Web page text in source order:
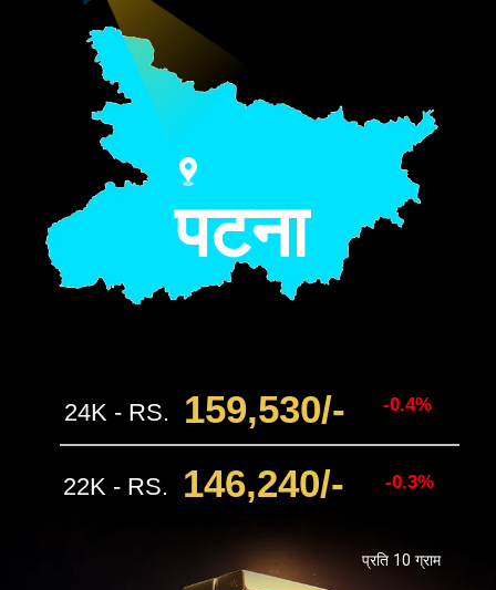
24K - RS. -0.4%
159,530/-
22K - RS. -0.3%
146,240/-
पटना
प्रति 10 ग्राम